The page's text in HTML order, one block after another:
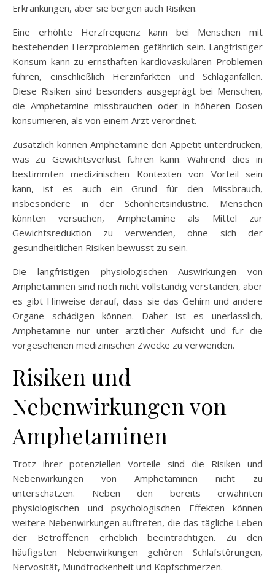
Erkrankungen, aber sie bergen auch Risiken.
Eine erhöhte Herzfrequenz kann bei Menschen mit
bestehenden Herzproblemen gefährlich sein. Langfristiger
Konsum kann zu ernsthaften kardiovaskulären Problemen
führen, einschließlich Herzinfarkten und Schlaganfällen.
Diese Risiken sind besonders ausgeprägt bei Menschen,
die Amphetamine missbrauchen oder in höheren Dosen
konsumieren, als von einem Arzt verordnet.
Zusätzlich können Amphetamine den Appetit unterdrücken,
was zu Gewichtsverlust führen kann. Während dies in
bestimmten medizinischen Kontexten von Vorteil sein
kann, ist es auch ein Grund für den Missbrauch,
insbesondere in der Schönheitsindustrie. Menschen
könnten versuchen, Amphetamine als Mittel zur
Gewichtsreduktion zu verwenden, ohne sich der
gesundheitlichen Risiken bewusst zu sein.
Die langfristigen physiologischen Auswirkungen von
Amphetaminen sind noch nicht vollständig verstanden, aber
es gibt Hinweise darauf, dass sie das Gehirn und andere
Organe schädigen können. Daher ist es unerlässlich,
Amphetamine nur unter ärztlicher Aufsicht und für die
vorgesehenen medizinischen Zwecke zu verwenden.
Risiken und
Nebenwirkungen von
Amphetaminen
Trotz ihrer potenziellen Vorteile sind die Risiken und
Nebenwirkungen von Amphetaminen nicht zu
unterschätzen. Neben den bereits erwähnten
physiologischen und psychologischen Effekten können
weitere Nebenwirkungen auftreten, die das tägliche Leben
der Betroffenen erheblich beeinträchtigen. Zu den
häufigsten Nebenwirkungen gehören Schlafstörungen,
Nervosität, Mundtrockenheit und Kopfschmerzen.